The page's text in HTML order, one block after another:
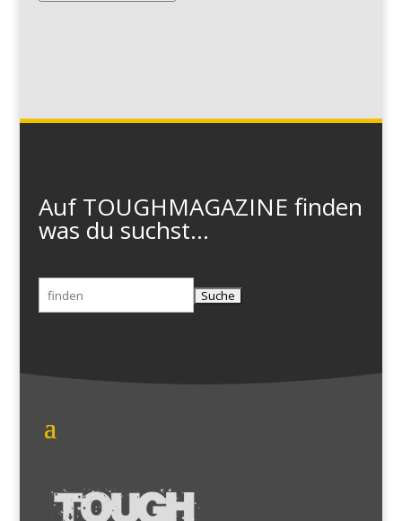
Auf TOUGHMAGAZINE finden
was du suchst...
Suchen
nach: